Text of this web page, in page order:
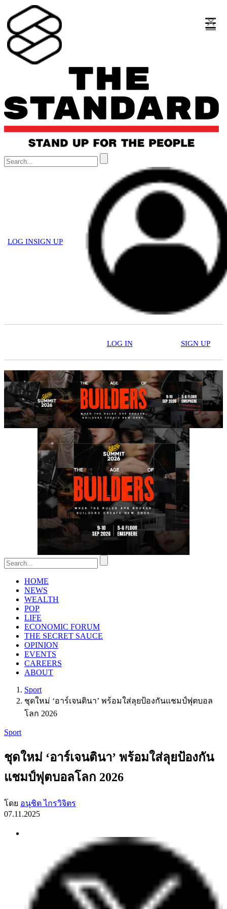
×
LOG INSIGN UP
LOG IN SIGN UP
×
HOME
NEWS
WEALTH
POP
LIFE
ECONOMIC FORUM
THE SECRET SAUCE​
OPINION
EVENTS
CAREERS
ABOUT
☰
Sport
ชุดใหม่ ‘อาร์เจนตินา’ พร้อมใส่ลุยป้องกันแชมป์ฟุตบอล
โลก 2026
Sport
ชุดใหม่ ‘อาร์เจนตินา’ พร้อมใส่ลุยป้องกัน
แชมป์ฟุตบอลโลก 2026
โดย อนุชิต ไกรวิจิตร
07.11.2025